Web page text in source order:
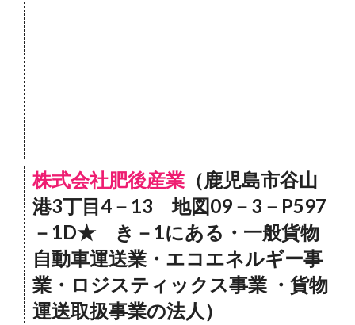
株式会社肥後産業 （鹿児島市谷山
港3丁目4－13 地図09－3－P597
－1D★ き－1にある・一般貨物
自動車運送業・エコエネルギー事
業・ロジスティックス事業 ・貨物
運送取扱事業の法人）